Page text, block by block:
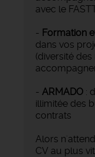
avec le
- Formation
dans vos
(diversité
- ARMADO :
illimitée des
contrats
Alors
CV au plus